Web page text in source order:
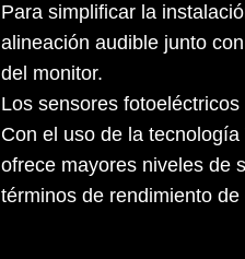
Para simplificar la
alineación audible junto
del monitor.
Los sensores
Con el uso de la
ofrece mayores niveles de
términos de rendimiento de